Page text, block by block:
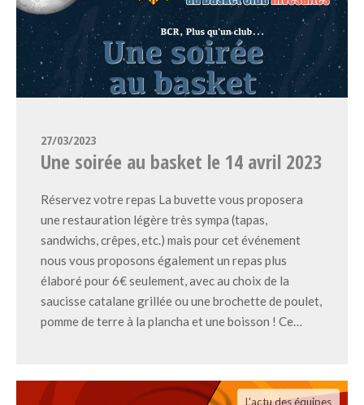
27/03/2023
Une soirée au basket le 14 avril 2023
Réservez votre repas La buvette vous proposera
une restauration légère très sympa (tapas,
sandwichs, crêpes, etc.) mais pour cet événement
nous vous proposons également un repas plus
élaboré pour 6€ seulement, avec au choix de la
saucisse catalane grillée ou une brochette de poulet,
pomme de terre à la plancha et une boisson ! Ce…
L'actu des équipes